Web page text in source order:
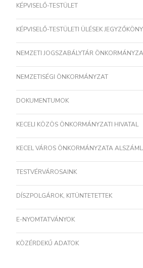
KÉPVISELŐ-TESTÜLET
KÉPVISELŐ-TESTÜLETI ÜLÉSEK
NEMZETI JOGSZABÁLYTÁR
NEMZETISÉGI ÖNKORMÁNYZAT
DOKUMENTUMOK
KECELI KÖZÖS ÖNKORMÁNYZATI HIVATAL
KECEL VÁROS ÖNKORMÁNYZATA
TESTVÉRVÁROSAINK
DÍSZPOLGÁROK, KITÜNTETETTEK
E-NYOMTATVÁNYOK
KÖZÉRDEKŰ ADATOK